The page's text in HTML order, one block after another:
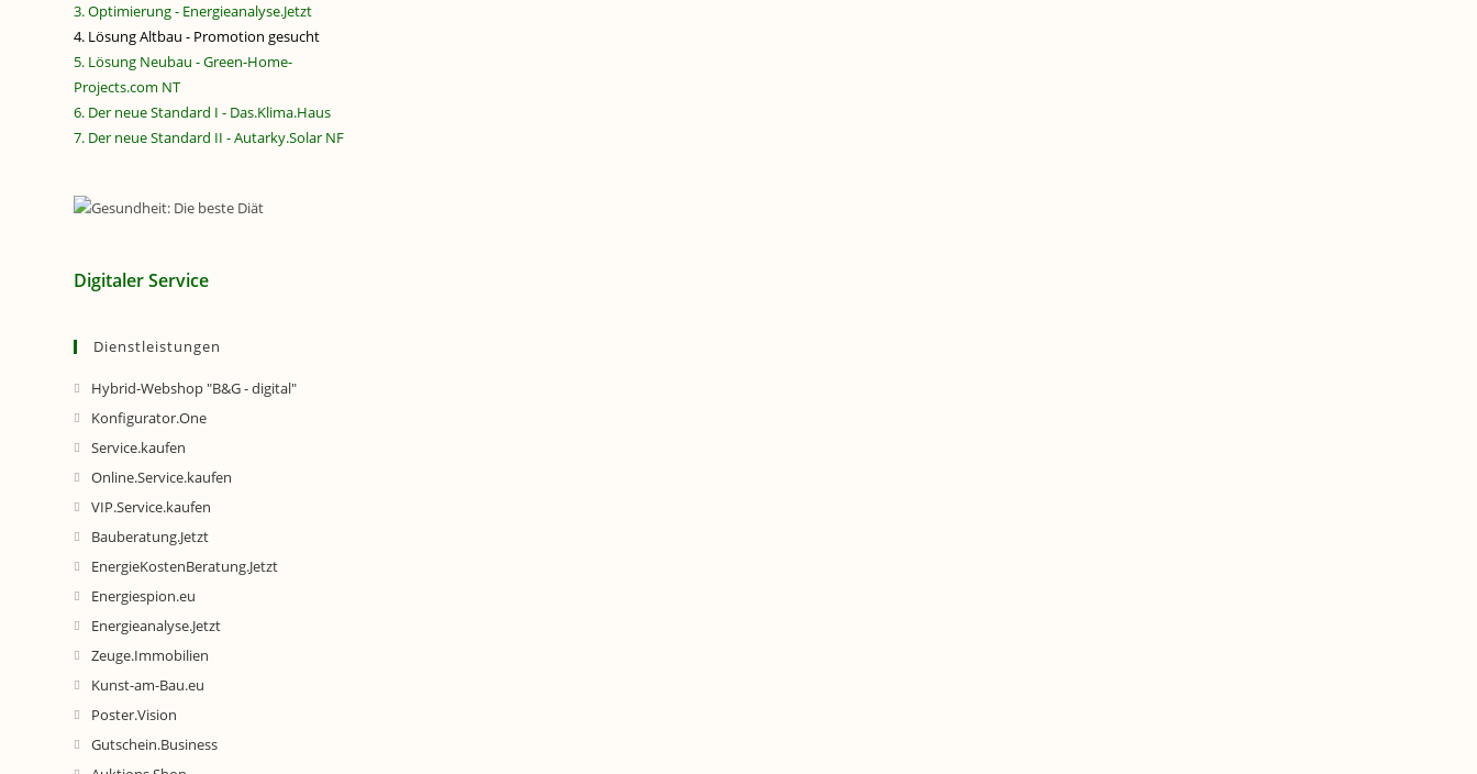
3. Optimierung - Energieanalyse.Jetzt
4. Lösung Altbau - Promotion gesucht
5. Lösung Neubau - Green-Home-
Projects.com NT
6. Der neue Standard I - Das.Klima.Haus
7. Der neue Standard II - Autarky.Solar NF
Digitaler Service
Dienstleistungen
Hybrid-Webshop "B&G - digital"
Konfigurator.One
Service.kaufen
Online.Service.kaufen
VIP.Service.kaufen
Bauberatung.Jetzt
EnergieKostenBeratung.Jetzt
Energiespion.eu
Energieanalyse.Jetzt
Zeuge.Immobilien
Kunst-am-Bau.eu
Poster.Vision
Gutschein.Business